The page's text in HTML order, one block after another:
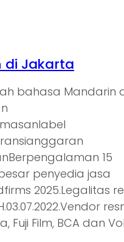
di Jakarta
bahasa Mandarin
15
penyedia jasa
2025.Legalitas
Fuji Film, BCA dan